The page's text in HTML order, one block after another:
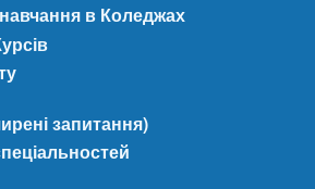
в Коледжах
запитання)